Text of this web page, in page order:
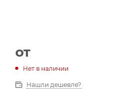
от
Нет в наличии
Нашли дешевле?